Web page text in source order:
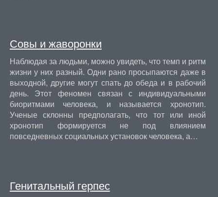
Совы и жаворонки
Наблюдая за людьми, можно увидеть, что темп и ритм
жизни у них разный. Одни рано просыпаются даже в
выходной, другие могут спать до обеда и в рабочий
день. Этот феномен связан с индивидуальными
биоритмами человека, и называется хронотип.
Ученые склонны предполагать, что тот или иной
хронотип формируется не под влиянием
повседневных социальных установок человека, а…
Генитальный герпес